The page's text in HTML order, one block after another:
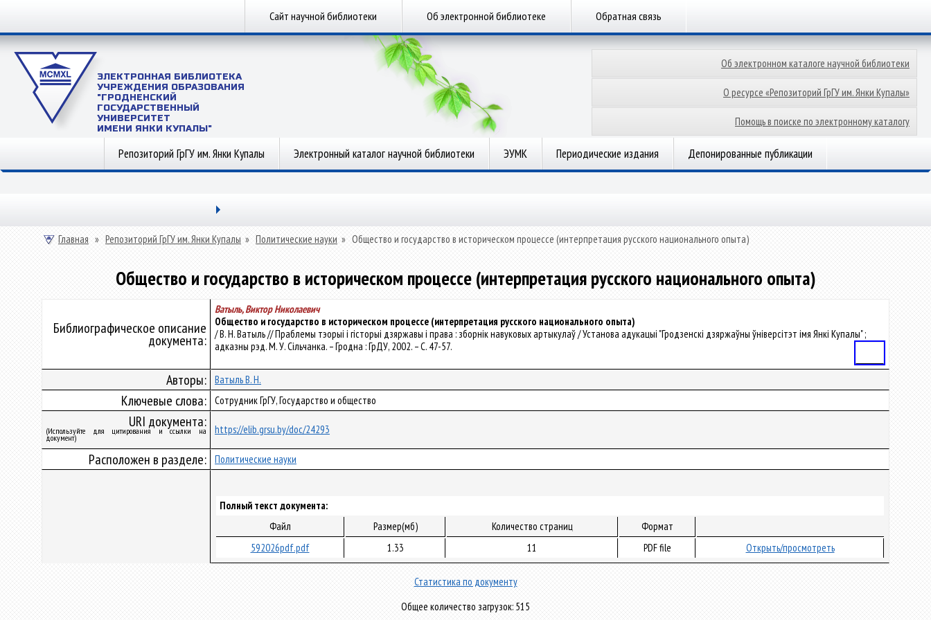
Сайт научной библиотеки Об электронной библиотеке Обратная связь
ЭЛЕКТРОННАЯ БИБЛИОТЕКА
УЧРЕЖДЕНИЯ ОБРАЗОВАНИЯ
"ГРОДНЕНСКИЙ
ГОСУДАРСТВЕННЫЙ
УНИВЕРСИТЕТ
ИМЕНИ ЯНКИ КУПАЛЫ"
Об электронном каталоге научной библиотеки
О ресурсе «Репозиторий ГрГУ им. Янки Купалы»
Помощь в поиске по электронному каталогу
Репозиторий ГрГУ им. Янки Купалы Электронный каталог научной библиотеки ЭУМК Периодические издания Депонированные публикации
Главная » Репозиторий ГрГУ им. Янки Купалы » Политические науки » Общество и государство в историческом процессе (интерпретация русского национального опыта)
Общество и государство в историческом процессе (интерпретация русского национального опыта)
Библиографическое описание
документа:
Ватыль, Виктор Николаевич
Общество и государство в историческом процессе (интерпретация русского национального опыта)
/ В. Н. Ватыль // Праблемы тэорыі і гісторыі дзяржавы і права : зборнiк навуковых артыкулаў / Установа адукацыі "Гродзенскі дзяржаўны ўніверсітэт імя Янкі Купалы" ;
адказны рэд. М. У. Сільчанка. – Гродна : ГрДУ, 2002. – С. 47-57.
Авторы: Ватыль В. Н.
Ключевые слова: Сотрудник ГрГУ, Государство и общество
URI документа:
(Используйте для цитирования и ссылки на
документ)
https://elib.grsu.by/doc/24293
Расположен в разделе: Политические науки
Полный текст документа:
Файл
Размер(мб) Количество страниц
Формат
592026pdf.pdf
1.33 11 PDF file Открыть/просмотреть
Статистика по документу
Общее количество загрузок: 515